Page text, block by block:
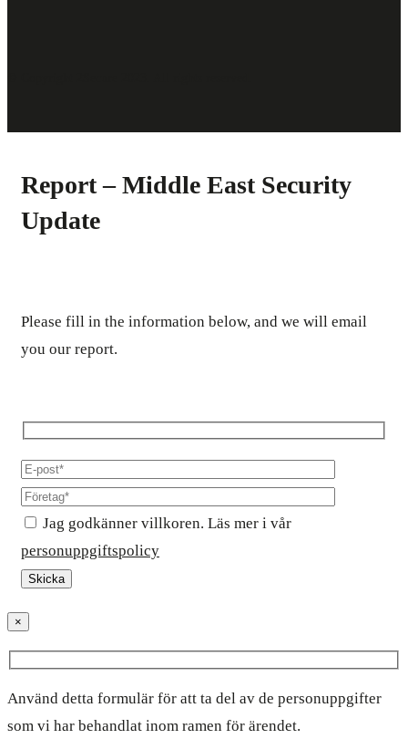
Report – Middle East Security
Update
Please fill in the information below, and we will email
you our report.
Jag godkänner villkoren. Läs mer i vår
personuppgiftspolicy
×
Använd detta formulär för att ta del av de personuppgifter
som vi har behandlat inom ramen för ärendet.